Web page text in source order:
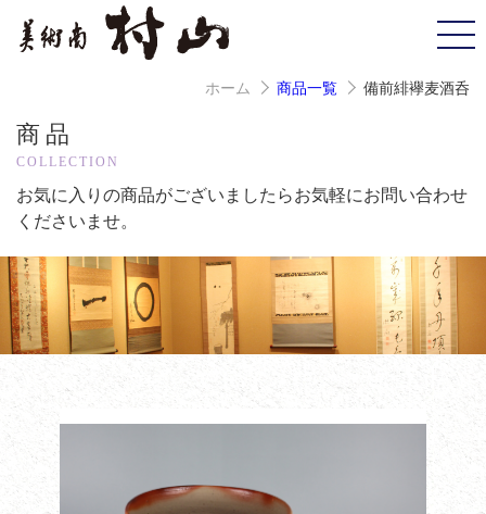
ホーム 商品一覧 備前緋襷麦酒呑
商品
COLLECTION
お気に入りの商品がございましたらお気軽にお問い合わせ
くださいませ。